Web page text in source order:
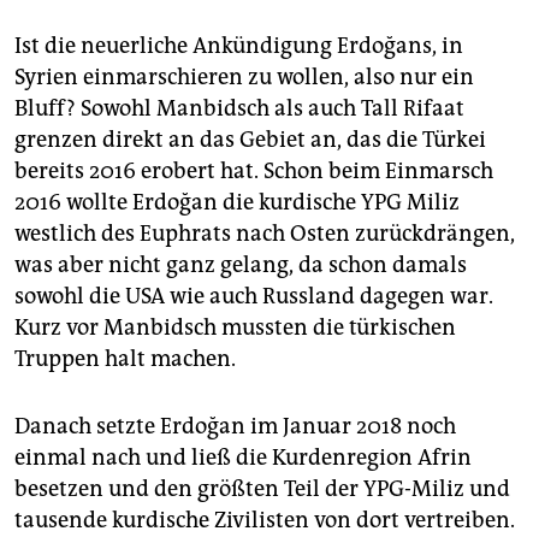
Ist die neuerliche Ankündigung Erdoğans, in
Syrien einmarschieren zu wollen, also nur ein
Bluff? Sowohl Manbidsch als auch Tall Rifaat
grenzen direkt an das Gebiet an, das die Türkei
bereits 2016 erobert hat. Schon beim Einmarsch
2016 wollte Erdoğan die kurdische YPG Miliz
westlich des Euphrats nach Osten zurückdrängen,
was aber nicht ganz gelang, da schon damals
sowohl die USA wie auch Russland dagegen war.
Kurz vor Manbidsch mussten die türkischen
Truppen halt machen.
Danach setzte Erdoğan im Januar 2018 noch
einmal nach und ließ die Kurdenregion Afrin
besetzen und den größten Teil der YPG-Miliz und
tausende kurdische Zivilisten von dort vertreiben.